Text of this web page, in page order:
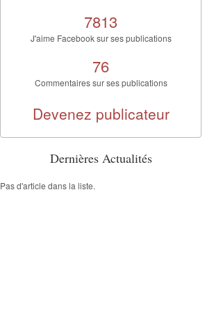
7813
J'aime Facebook sur ses publications
76
Commentaires sur ses publications
Devenez publicateur
Dernières Actualités
Pas d'article dans la liste.